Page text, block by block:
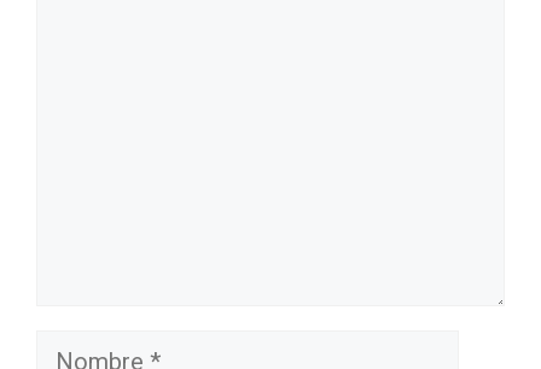
Nombre